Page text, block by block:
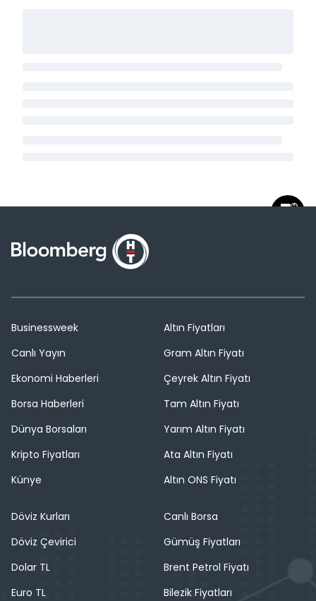
Businessweek
Canlı Yayın
Ekonomi Haberleri
Borsa Haberleri
Dünya Borsaları
Kripto Fiyatları
Künye
Altın Fiyatları
Gram Altın Fiyatı
Çeyrek Altın Fiyatı
Tam Altın Fiyatı
Yarım Altın Fiyatı
Ata Altın Fiyatı
Altın ONS Fiyatı
Döviz Kurları
Döviz Çevirici
Dolar TL
Euro TL
Canlı Borsa
Gümüş Fiyatları
Brent Petrol Fiyatı
Bilezik Fiyatları